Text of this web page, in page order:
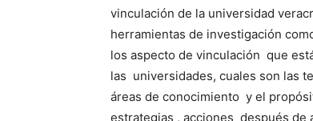
vinculación de la universidad
herramientas de investigación
los aspecto de vinculación que
las universidades, cuales son las
áreas de conocimiento y el
estrategias , acciones después de